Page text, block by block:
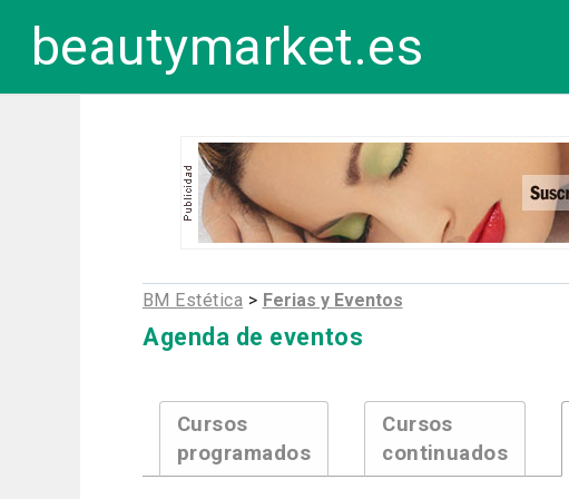
beautymarket.es
BM Estética > Ferias y Eventos
Agenda de eventos
Cursos
programados
Cursos
continuados